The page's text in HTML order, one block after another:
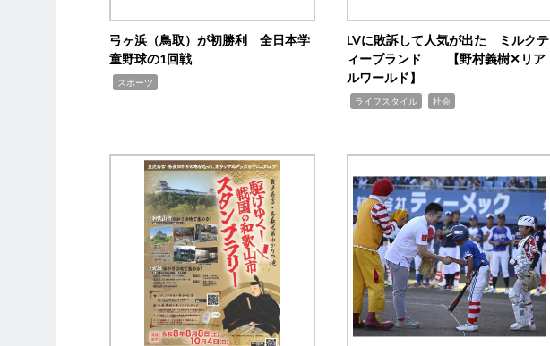
弓ヶ浜（鳥取）が初勝利 全日本学
童野球の1回戦
スポーツ
LVに敗訴して人気が出た ミルクテ
ィーブランド 【野村義樹✕リア
ルワールド】
ライフスタイル 社会